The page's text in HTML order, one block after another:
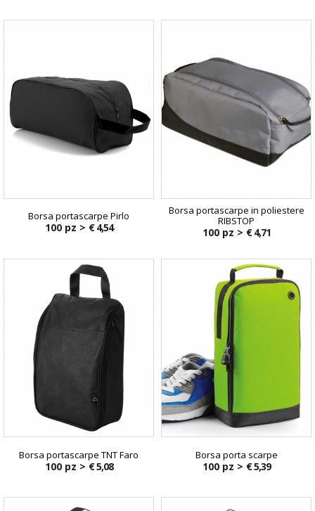
Borsa portascarpe Pirlo
100 pz > € 4,54
Borsa portascarpe in poliestere
RIBSTOP
100 pz > € 4,71
Borsa portascarpe TNT Faro
100 pz > € 5,08
Borsa porta scarpe
100 pz > € 5,39